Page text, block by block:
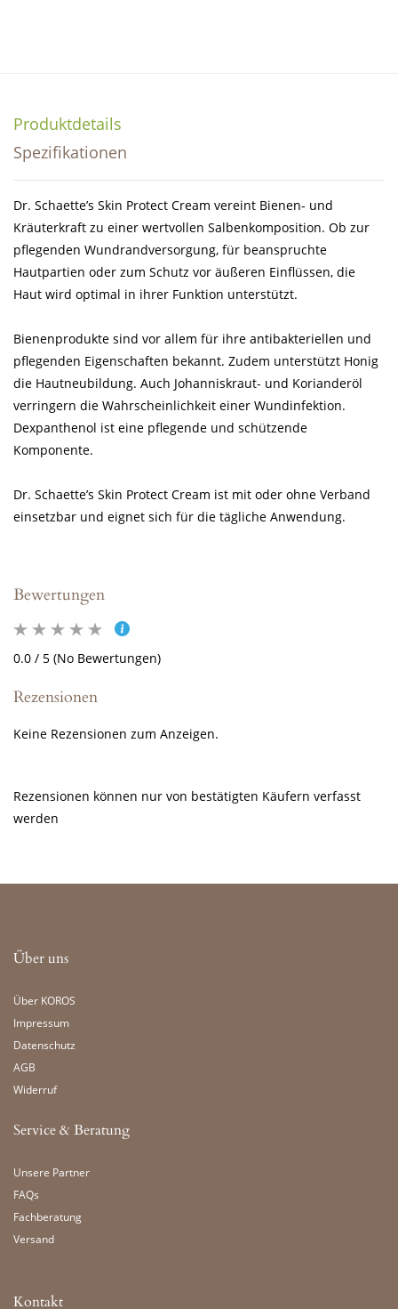
Produktdetails
Spezifikationen
Dr. Schaette’s Skin Protect Cream vereint Bienen- und
Kräuterkraft zu einer wertvollen Salbenkomposition. Ob zur
pflegenden Wundrandversorgung, für beanspruchte
Hautpartien oder zum Schutz vor äußeren Einflüssen, die
Haut wird optimal in ihrer Funktion unterstützt.
Bienenprodukte sind vor allem für ihre antibakteriellen und
pflegenden Eigenschaften bekannt. Zudem unterstützt Honig
die Hautneubildung. Auch Johanniskraut- und Korianderöl
verringern die Wahrscheinlichkeit einer Wundinfektion.
Dexpanthenol ist eine pflegende und schützende
Komponente.
Dr. Schaette’s Skin Protect Cream ist mit oder ohne Verband
einsetzbar und eignet sich für die tägliche Anwendung.
Bewertungen
0.0 / 5 (No Bewertungen)
Rezensionen
Keine Rezensionen zum Anzeigen.
Rezensionen können nur von bestätigten Käufern verfasst
werden
Über uns
Über KOROS
Impressum
Datenschutz
AGB
Widerruf
Service & Beratung
Unsere Partner
FAQs
Fachberatung
Versand
Kontakt